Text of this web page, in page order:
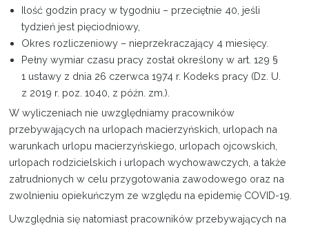
Ilość godzin pracy w tygodniu – przeciętnie 40, jeśli
tydzień jest pięciodniowy,
Okres rozliczeniowy – nieprzekraczający 4 miesięcy.
Pełny wymiar czasu pracy został określony w art. 129 §
1 ustawy z dnia 26 czerwca 1974 r. Kodeks pracy (Dz. U.
z 2019 r. poz. 1040, z późn. zm.).
W wyliczeniach nie uwzględniamy pracowników
przebywających na urlopach macierzyńskich, urlopach na
warunkach urlopu macierzyńskiego, urlopach ojcowskich,
urlopach rodzicielskich i urlopach wychowawczych, a także
zatrudnionych w celu przygotowania zawodowego oraz na
zwolnieniu opiekuńczym ze względu na epidemię COVID-19.
Uwzględnia się natomiast pracowników przebywających na